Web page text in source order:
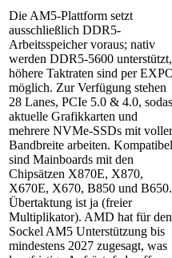
Die AM5-Plattform setzt
ausschließlich DDR5-
Arbeitsspeicher voraus; nativ
werden DDR5-5600 unterstützt,
höhere Taktraten sind per
möglich. Zur Verfügung stehen
28 Lanes, PCIe 5.0 & 4.0,
aktuelle Grafikkarten und
mehrere NVMe-SSDs mit voller
Bandbreite arbeiten. Kompatibel
sind Mainboards mit den
Chipsätzen X870E, X870,
X670E, X670, B850 und B650.
Übertaktung ist ja (freier
Multiplikator). AMD hat für den
Sockel AM5 Unterstützung bis
mindestens 2027 zugesagt, was